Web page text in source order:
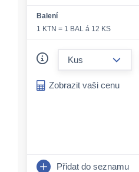
Balení
1 KTN = 1 BAL á 12 KS
Zobrazit vaši cenu
Přidat do seznamu